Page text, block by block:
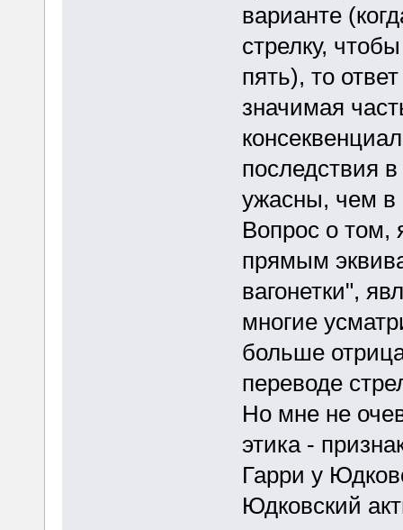
варианте
стрелку,
пять), то
значимая
последствия
ужасны, чем в
Вопрос о том,
прямым
вагонетки",
многие
больше
переводе
Но мне не
этика -
Гарри у
Юдковский